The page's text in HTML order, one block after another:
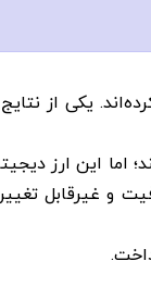
یکی از
این ارز
و غیرقابل